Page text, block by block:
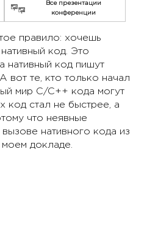
Все презентации
конференции
правило: хочешь
код. Это
нативный код пишут
вот те, кто только начал
мир C/C++ кода могут
код стал не быстрее, а
что неявные
нативного кода из
докладе.